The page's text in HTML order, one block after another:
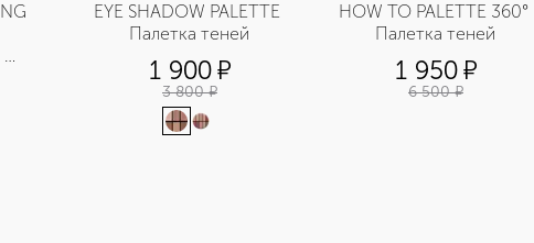
EYE SHADOW PALETTE
Палетка теней
1 900¤
3 800 ¤
HOW TO PALETTE 360°
Палетка теней
1 950¤
6 500 ¤